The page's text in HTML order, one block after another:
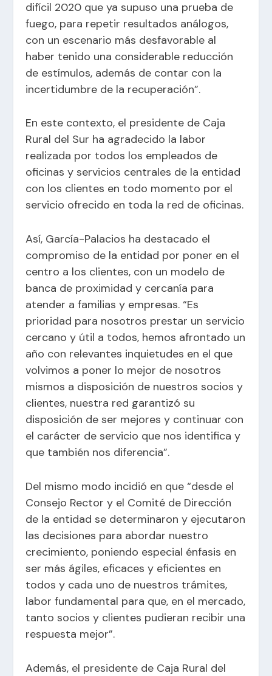
difícil 2020 que ya supuso una prueba de
fuego, para repetir resultados análogos,
con un escenario más desfavorable al
haber tenido una considerable reducción
de estímulos, además de contar con la
incertidumbre de la recuperación”.
En este contexto, el presidente de Caja
Rural del Sur ha agradecido la labor
realizada por todos los empleados de
oficinas y servicios centrales de la entidad
con los clientes en todo momento por el
servicio ofrecido en toda la red de oficinas.
Así, García-Palacios ha destacado el
compromiso de la entidad por poner en el
centro a los clientes, con un modelo de
banca de proximidad y cercanía para
atender a familias y empresas. “Es
prioridad para nosotros prestar un servicio
cercano y útil a todos, hemos afrontado un
año con relevantes inquietudes en el que
volvimos a poner lo mejor de nosotros
mismos a disposición de nuestros socios y
clientes, nuestra red garantizó su
disposición de ser mejores y continuar con
el carácter de servicio que nos identifica y
que también nos diferencia”.
Del mismo modo incidió en que “desde el
Consejo Rector y el Comité de Dirección
de la entidad se determinaron y ejecutaron
las decisiones para abordar nuestro
crecimiento, poniendo especial énfasis en
ser más ágiles, eficaces y eficientes en
todos y cada uno de nuestros trámites,
labor fundamental para que, en el mercado,
tanto socios y clientes pudieran recibir una
respuesta mejor”.
Además, el presidente de Caja Rural del